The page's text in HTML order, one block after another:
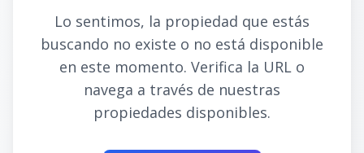
Lo sentimos, la propiedad que estás
buscando no existe o no está disponible
en este momento. Verifica la URL o
navega a través de nuestras
propiedades disponibles.